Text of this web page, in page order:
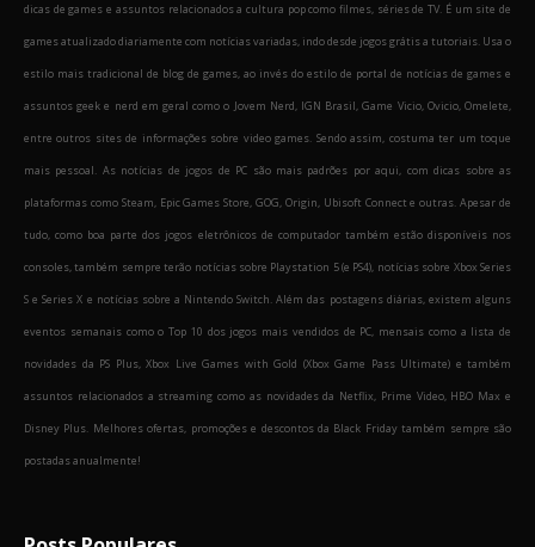
dicas de games e assuntos relacionados a cultura pop como filmes, séries de TV. É um site de
games atualizado diariamente com notícias variadas, indo desde jogos grátis a tutoriais. Usa o
estilo mais tradicional de blog de games, ao invés do estilo de portal de notícias de games e
assuntos geek e nerd em geral como o Jovem Nerd, IGN Brasil, Game Vicio, Ovicio, Omelete,
entre outros sites de informações sobre video games. Sendo assim, costuma ter um toque
mais pessoal. As notícias de jogos de PC são mais padrões por aqui, com dicas sobre as
plataformas como Steam, Epic Games Store, GOG, Origin, Ubisoft Connect e outras. Apesar de
tudo, como boa parte dos jogos eletrônicos de computador também estão disponíveis nos
consoles, também sempre terão notícias sobre Playstation 5 (e PS4), notícias sobre Xbox Series
S e Series X e notícias sobre a Nintendo Switch. Além das postagens diárias, existem alguns
eventos semanais como o Top 10 dos jogos mais vendidos de PC, mensais como a lista de
novidades da PS Plus, Xbox Live Games with Gold (Xbox Game Pass Ultimate) e também
assuntos relacionados a streaming como as novidades da Netflix, Prime Video, HBO Max e
Disney Plus. Melhores ofertas, promoções e descontos da Black Friday também sempre são
postadas anualmente!